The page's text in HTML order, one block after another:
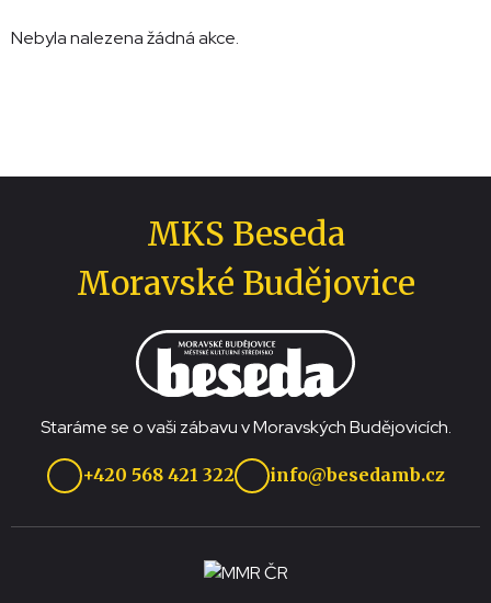
Nebyla nalezena žádná akce.
MKS Beseda
Moravské Budějovice
Staráme se o vaši zábavu v Moravských Budějovicích.
+420 568 421 322 info@besedamb.cz